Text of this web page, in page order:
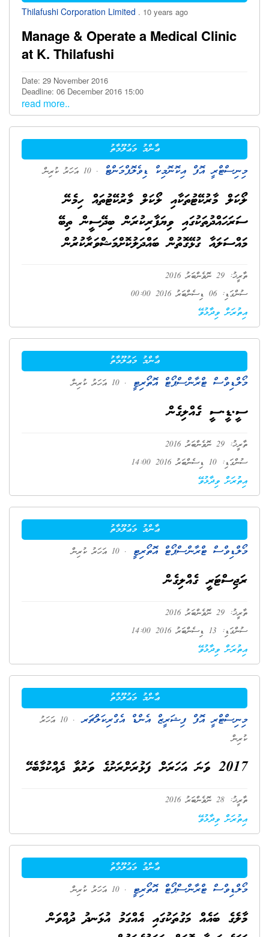
Thilafushi Corporation Limited . 10 years ago
Manage & Operate a Medical Clinic
at K. Thilafushi
Date: 29 November 2016
Deadline: 06 December 2016 15:00
read more..
ޢާންމު މަޢުލޫމާތު
މިނިސްޓްރީ އޮފް އިކޮނޮމިކް ޑިވެލޮޕްމަންޓް . 10 އަހަރު ކުރިން
ލޯކަލް މާރުކޭޓުތަކާއި ލޯކަލް މާރުކޭޓުތައް ހިމެނޭ
ސަރަހައްދުތަކުގައި ވިޔަފާރިކުރަން ބިދޭސީން ތިބޭ
މައްސަލައާ ގުޅޭގޮތުން ބައްދަލުކޮށްމަޝްވަރާކުރުން
ތާރީޚު: 29 ނޮވެންބަރު 2016
ސުންގަޑި: 06 ޑިސެންބަރު 2016 00:00
އިތުރަށް ވިދާޅުވޭ
ޢާންމު މަޢުލޫމާތު
މޯލްޑިވްސް ޓްރާންސްޕޯޓް އޮތޯރިޓީ . 10 އަހަރު ކުރިން
ސީ.ޑީ.ސީ ގެއްލިގެން
ތާރީޚު: 29 ނޮވެންބަރު 2016
ސުންގަޑި: 10 ޑިސެންބަރު 2016 14:00
އިތުރަށް ވިދާޅުވޭ
ޢާންމު މަޢުލޫމާތު
މޯލްޑިވްސް ޓްރާންސްޕޯޓް އޮތޯރިޓީ . 10 އަހަރު ކުރިން
ރަޖިސްޓަރީ ގެއްލިގެން
ތާރީޚު: 29 ނޮވެންބަރު 2016
ސުންގަޑި: 13 ޑިސެންބަރު 2016 14:00
އިތުރަށް ވިދާޅުވޭ
ޢާންމު މަޢުލޫމާތު
މިނިސްޓްރީ އޮފް ފިޝަރީޒް އެންޑް އެގްރިކަލްޗަރ
. 10 އަހަރު
ކުރިން
2017 ވަނަ އަހަރަށް ފަޅުރަށްރަށުގެ ވަރުވާ ދެއްކުމާބެހޭ
ތާރީޚު: 28 ނޮވެންބަރު 2016
އިތުރަށް ވިދާޅުވޭ
ޢާންމު މަޢުލޫމާތު
މޯލްޑިވްސް ޓްރާންސްޕޯޓް އޮތޯރިޓީ . 10 އަހަރު ކުރިން
މާލެގެ ބައެއް މަގުތަކުގައި އެއްގަމު އުޅަނދު ދުއްވަން